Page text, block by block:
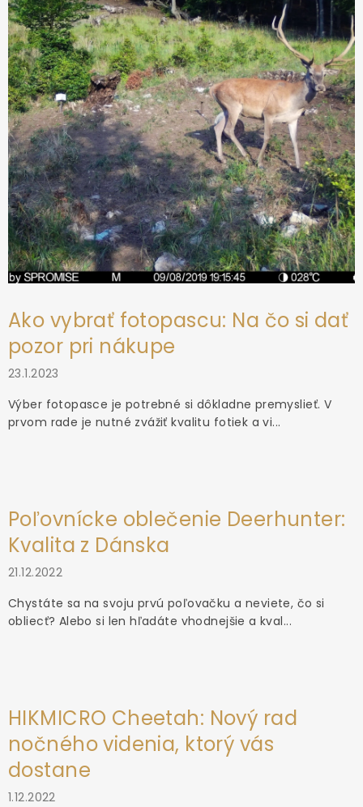
e
Ako vybrať fotopascu: Na čo si dať
pozor pri nákupe
23.1.2023
Výber fotopasce je potrebné si dôkladne premyslieť. V
prvom rade je nutné zvážiť kvalitu fotiek a vi...
Poľovnícke oblečenie Deerhunter:
Kvalita z Dánska
21.12.2022
Chystáte sa na svoju prvú poľovačku a neviete, čo si
obliecť? Alebo si len hľadáte vhodnejšie a kval...
HIKMICRO Cheetah: Nový rad
nočného videnia, ktorý vás
dostane
1.12.2022